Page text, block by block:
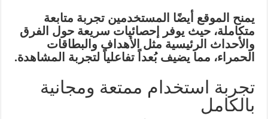
يمنح الموقع أيضًا المستخدمين تجربة متابعة
متكاملة، حيث يوفر إحصائيات سريعة حول الفرق
والأحداث الرئيسية مثل الأهداف والبطاقات
الحمراء، مما يضيف بُعداً تفاعلياً لتجربة المشاهدة.
تجربة استخدام ممتعة ومجانية
بالكامل